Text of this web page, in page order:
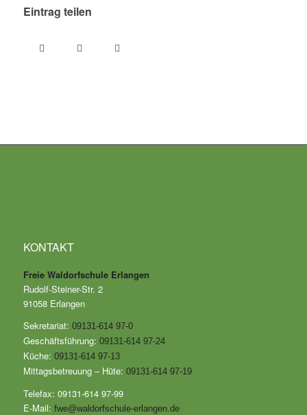
Eintrag teilen
KONTAKT
Freie Waldorfschule Erlangen
Rudolf-Steiner-Str. 2
91058 Erlangen
Sekretariat: 09131-614 97-0
Geschäftsführung: 09131-614 97-24
Küche: 09131-614 97-13
Mittagsbetreuung – Hüte: 09131-614 97-19
Telefax: 09131-614 97-99
E-Mail: fwe@waldorfschule-erlangen.de